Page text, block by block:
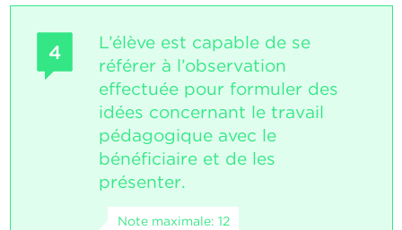
4
L’élève est capable de se
référer à l’observation
effectuée pour formuler des
idées concernant le travail
pédagogique avec le
bénéficiaire et de les
présenter.
Note maximale: 12